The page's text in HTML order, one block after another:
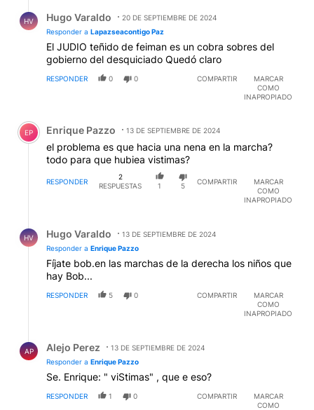
HV Hugo Varaldo
20 DE SEPTIEMBRE DE 2024
Responder a Lapazseacontigo Paz
El JUDIO teñido de feiman es un cobra sobres del
gobierno del desquiciado Quedó claro
RESPONDER 0 0 COMPARTIR
MARCAR
COMO
INAPROPIADO
Comentario de Enrique Pazzo.
EP Enrique Pazzo 13 DE SEPTIEMBRE DE 2024
el problema es que hacia una nena en la marcha?
todo para que hubiea vistimas?
RESPONDER
2
RESPUESTAS
1 5
COMPARTIR
MARCAR
COMO
INAPROPIADO
HV Hugo Varaldo
13 DE SEPTIEMBRE DE 2024
Responder a Enrique Pazzo
Fíjate bob.en las marchas de la derecha los niños que
hay Bob...
RESPONDER 5 0 COMPARTIR
MARCAR
COMO
INAPROPIADO
AP Alejo Perez
13 DE SEPTIEMBRE DE 2024
Responder a Enrique Pazzo
Se. Enrique: " viStimas" , que e eso?
RESPONDER 1 0 COMPARTIR
MARCAR
COMO